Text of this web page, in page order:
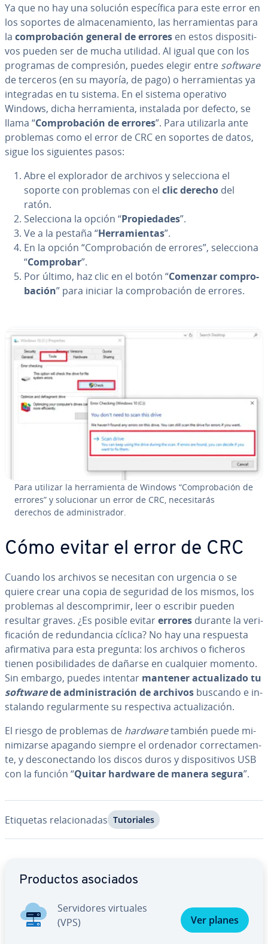
Ya que no hay una solución es­pe­cí­fi­ca para este error en
los soportes de al­ma­ce­na­mie­n­to, las he­rra­mie­n­tas para
la co­m­pro­ba­ción general de errores en estos di­s­po­si­ti­
vos pueden ser de mucha utilidad. Al igual que con los
programas de co­m­pre­sión, puedes elegir entre software
de terceros (en su mayoría, de pago) o he­rra­mie­n­tas ya
in­te­gra­das en tu sistema. En el sistema operativo
Windows, dicha he­rra­mie­n­ta, instalada por defecto, se
llama “Co­m­pro­ba­ción de errores”. Para uti­li­zar­la ante
problemas como el error de CRC en soportes de datos,
sigue los si­guie­n­tes pasos:
Abre el ex­plo­ra­dor de archivos y se­le­c­cio­na el
soporte con problemas con el clic derecho del
ratón.
Se­le­c­cio­na la opción “Pro­pie­da­des”.
Ve a la pestaña “He­rra­mie­n­tas”.
En la opción “Co­m­pro­ba­ción de errores”, se­le­c­cio­na
“Comprobar”.
Por último, haz clic en el botón “Comenzar co­m­pro­
ba­ción” para iniciar la co­m­pro­ba­ción de errores.
Para utilizar la he­rra­mie­n­ta de Windows “Co­m­pro­ba­ción de
errores” y so­lu­cio­nar un error de CRC, ne­ce­si­ta­rás
derechos de ad­mi­ni­s­tra­dor.
Cómo evitar el error de CRC
Cuando los archivos se necesitan con urgencia o se
quiere crear una copia de seguridad de los mismos, los
problemas al de­s­co­m­pri­mir, leer o escribir pueden
resultar graves. ¿Es posible evitarerrores durante la ve­ri­
fi­ca­ción de re­du­n­da­n­cia cíclica? No hay una respuesta
afi­r­ma­ti­va para esta pregunta: los archivos o ficheros
tienen po­si­bi­li­da­des de dañarse en cualquier momento.
Sin embargo, puedes intentar mantener ac­tua­li­za­do tu
softwarede ad­mi­ni­s­tra­ción de archivos buscando e in­
s­ta­la­n­do re­gu­la­r­me­n­te su re­s­pe­c­ti­va ac­tua­li­za­ción.
El riesgo de problemas de hardwaretambién puede mi­
ni­mi­zar­se apagando siempre el ordenador co­rre­c­ta­me­n­
te, y de­s­co­ne­c­ta­n­do los discos duros y di­s­po­si­ti­vos USB
con la función “Quitar hardware de manera segura”.
Etiquetas re­la­cio­na­das Tu­to­ria­les
Productos asociados
Se­r­vi­do­res virtuales
(VPS)
Ver planes